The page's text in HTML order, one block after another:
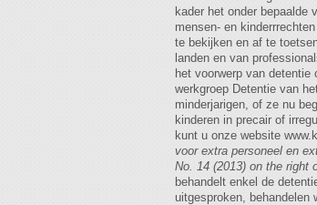
kader het onder bepaalde
mensen- en
te bekijken en af te
landen en van
het voorwerp van
werkgroep Detentie van
minderjarigen, of ze nu
kinderen in precair of
kunt u onze website
voor extra personeel en
No. 14 (2013) on the right
behandelt enkel de
uitgesproken, behandelen